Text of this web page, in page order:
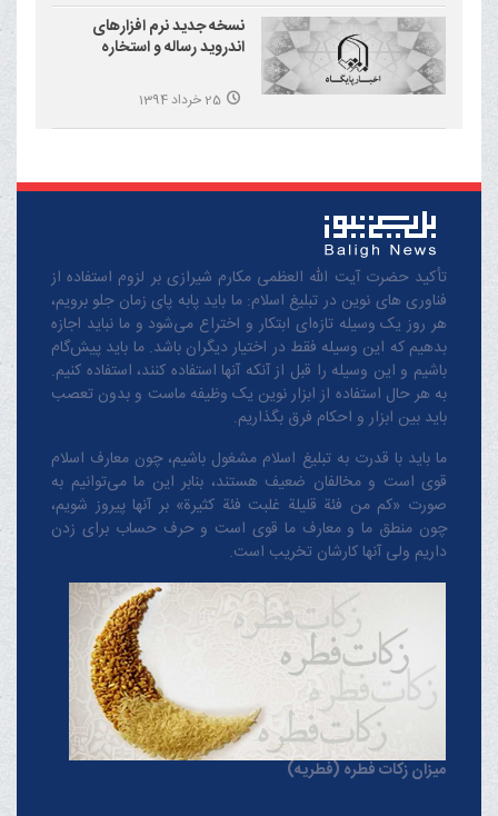
نسخه جدید نرم افزارهای
اندروید رساله و استخاره
25 خرداد 1394
تأکید حضرت آیت الله العظمی مکارم شیرازی بر لزوم استفاده از
فناوری های نوین در تبلیغ اسلام: ما باید پابه پای زمان جلو برویم،
هر روز یک وسیله تازه‌ای ابتکار و اختراع می‌شود و ما نباید اجازه
بدهیم که این وسیله فقط در اختیار دیگران باشد. ما باید پیش‌گام
باشیم و این وسیله را قبل از آنکه آنها استفاده کنند، استفاده کنیم.
به هر حال استفاده از ابزار نوین یک وظیفه ماست و بدون تعصب
باید بین ابزار و احکام فرق بگذاریم.
ما باید با قدرت به تبلیغ اسلام مشغول باشیم، چون معارف اسلام
قوی است و مخالفان ضعیف هستند، بنابر این ما می‌توانیم به
صورت «کم من فئة قلیلة غلبت فئة کثیرة» بر آنها پیروز شویم،
چون منطق‌ ما و معارف ‌ما قوی است و حرف حساب برای زدن
داریم ولی آنها کارشان تخریب است.
میزان زکات فطره (فطریه)